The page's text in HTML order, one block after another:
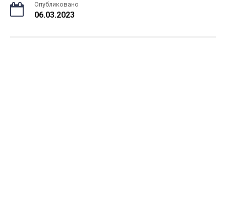
Опубликовано
06.03.2023